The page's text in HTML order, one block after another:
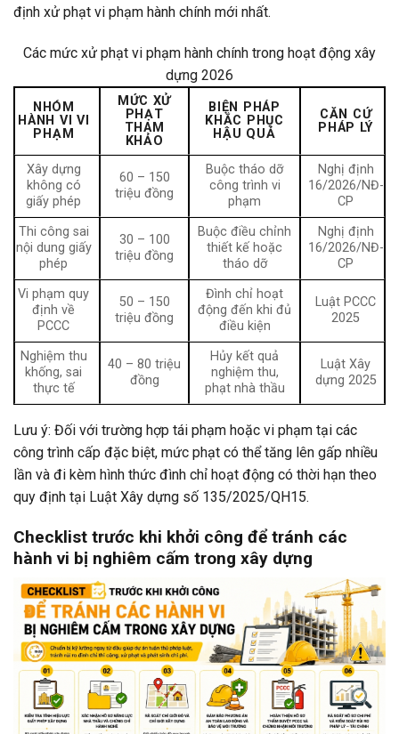
định xử phạt vi phạm hành chính mới nhất.
Các mức xử phạt vi phạm hành chính trong hoạt động xây
dựng 2026
NHÓM
HÀNH VI VI
PHẠM
MỨC XỬ
PHẠT
THAM
KHẢO
BIỆN PHÁP
KHẮC PHỤC
HẬU QUẢ
CĂN CỨ
PHÁP LÝ
Xây dựng
không có
giấy phép
60 – 150
triệu đồng
Buộc tháo dỡ
công trình vi
phạm
Nghị định
16/2026/NĐ-
CP
Thi công sai
nội dung giấy
phép
30 – 100
triệu đồng
Buộc điều chỉnh
thiết kế hoặc
tháo dỡ
Nghị định
16/2026/NĐ-
CP
Vi phạm quy
định về
PCCC
50 – 150
triệu đồng
Đình chỉ hoạt
động đến khi đủ
điều kiện
Luật PCCC
2025
Nghiệm thu
khống, sai
thực tế
40 – 80 triệu
đồng
Hủy kết quả
nghiệm thu,
phạt nhà thầu
Luật Xây
dựng 2025
Lưu ý: Đối với trường hợp tái phạm hoặc vi phạm tại các
công trình cấp đặc biệt, mức phạt có thể tăng lên gấp nhiều
lần và đi kèm hình thức đình chỉ hoạt động có thời hạn theo
quy định tại Luật Xây dựng số 135/2025/QH15.
Checklist trước khi khởi công để tránh các
hành vi bị nghiêm cấm trong xây dựng